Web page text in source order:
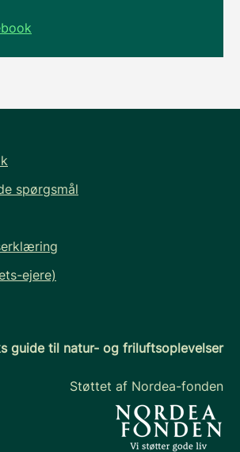
spørgsmål
ejere)
guide til natur- og friluftsoplevelser
Støttet af Nordea-fonden